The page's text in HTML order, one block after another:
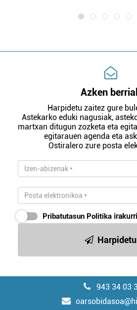
Azken
Harpidetu zaitez gure
Astekarko eduki nagusiak,
martxan ditugun zozketa eta
egitarauen agenda eta
Ostiralero zure posta
Pribatutasun Politika
Harpidetu
943 34 03